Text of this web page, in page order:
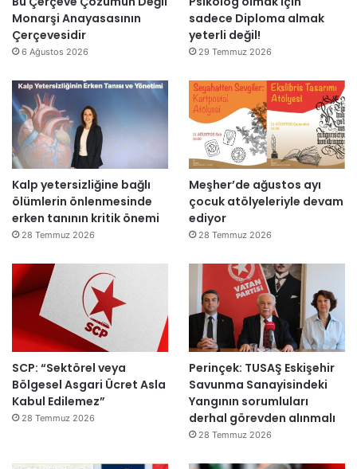
r
”
k
u
y
a
K
u
l
a
n
d
ı
Monarşi Anayasasının
Çerçevesidir
6 Ağustos 2026
sadece Diploma almak
yeterli değil!
29 Temmuz 2026
Kalp yetersizliğine bağlı
ölümlerin önlenmesinde
erken tanının kritik önemi
28 Temmuz 2026
Meşher’de ağustos ayı
çocuk atölyeleriyle devam
ediyor
28 Temmuz 2026
SCP: “Sektörel veya
Bölgesel Asgari Ücret Asla
Kabul Edilemez”
28 Temmuz 2026
Perinçek: TUSAŞ Eskişehir
Savunma Sanayisindeki
Yangının sorumluları
derhal görevden alınmalı
28 Temmuz 2026